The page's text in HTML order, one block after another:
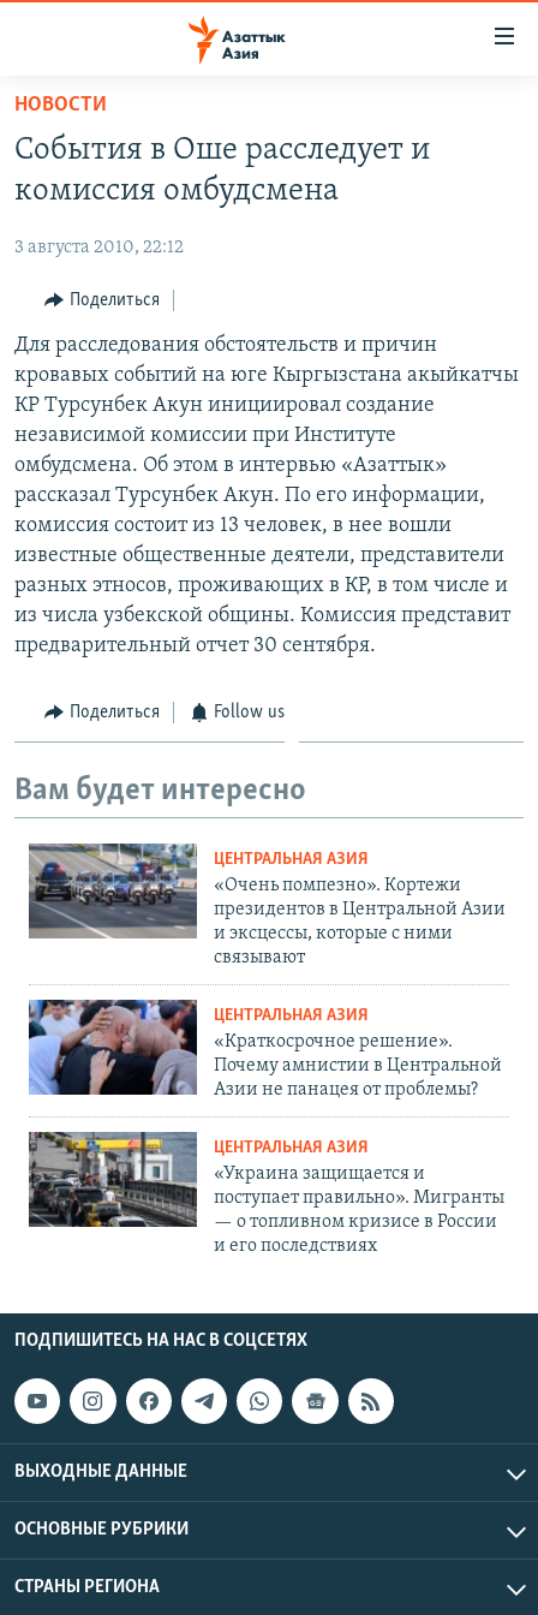
Вернуться
основному
содержанию
навигации
Вернутся
поиску
ЦЕНТРАЛЬНАЯ АЗИЯ
УЗБЕКИСТАН
ТАДЖИКИСТАН
НА ДРУГИХ ЯЗЫКАХ
ҚАЗАҚША
КЫРГЫЗЧА
ТОҶИКӢ
TÜRKMENÇE
Все сайты РСЕ/РС
НОВОСТИ
События в Оше расследует и
комиссия омбудсмена
3 августа 2010, 22:12
Поделиться
Для расследования обстоятельств и причин
кровавых событий на юге Кыргызстана акыйкатчы
КР Турсунбек Акун инициировал создание
независимой комиссии при Институте
омбудсмена. Об этом в интервью «Азаттык»
рассказал Турсунбек Акун. По его информации,
комиссия состоит из 13 человек, в нее вошли
известные общественные деятели, представители
разных этносов, проживающих в КР, в том числе и
из числа узбекской общины. Комиссия представит
предварительный отчет 30 сентября.
Поделиться Follow us
Вам будет интересно
ЦЕНТРАЛЬНАЯ АЗИЯ
«Очень помпезно». Кортежи
президентов в Центральной Азии
и эксцессы, которые с ними
связывают
ЦЕНТРАЛЬНАЯ АЗИЯ
«Краткосрочное решение».
Почему амнистии в Центральной
Азии не панацея от проблемы?
ЦЕНТРАЛЬНАЯ АЗИЯ
«Украина защищается и
поступает правильно». Мигранты
— о топливном кризисе в России
и его последствиях
ПОДПИШИТЕСЬ НА НАС В СОЦСЕТЯХ
ВЫХОДНЫЕ ДАННЫЕ
ОСНОВНЫЕ РУБРИКИ
СТРАНЫ РЕГИОНА